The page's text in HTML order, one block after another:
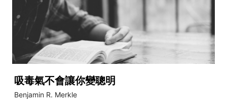
吸毒氣不會讓你變聰明
Benjamin R. Merkle